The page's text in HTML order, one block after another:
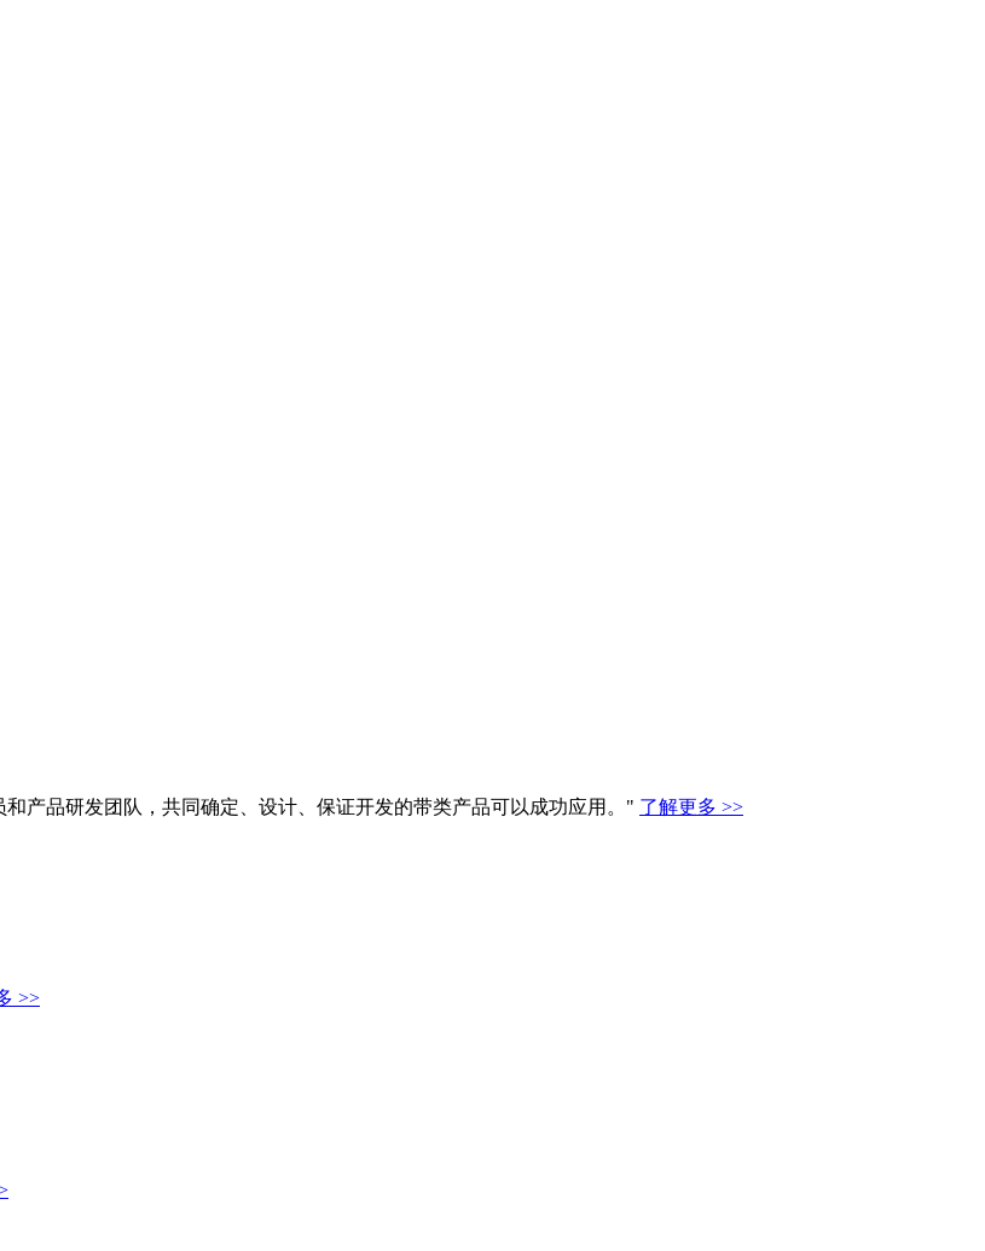
产品研发团队，共同确定、设计、保证开发的带类产品可以成功应用。" 了解更多 >>
>>